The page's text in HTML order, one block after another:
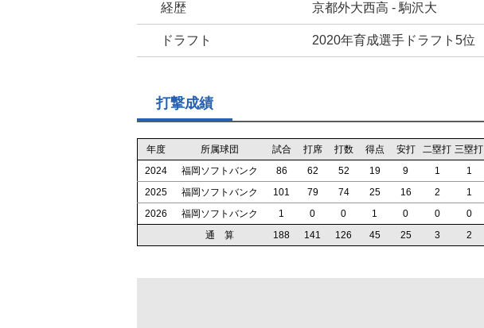
経歴 京都外大西高 - 駒沢大
ドラフト 2020年育成選手ドラフト5位
打撃成績
年度 所属球団 試合 打席 打数 得点 安打 二塁打 三塁打
2024
福岡ソフトバンク 86 62 52 19 9 1 1
2025
福岡ソフトバンク 101 79 74 25 16 2 1
2026
福岡ソフトバンク 1 0 0 1 0 0 0
通 算
188 141 126 45 25 3 2